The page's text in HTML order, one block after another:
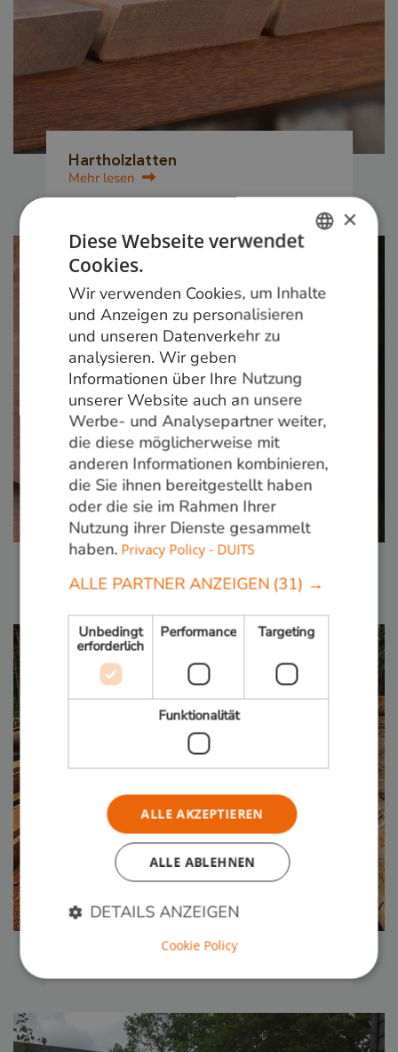
Hartholzlatten
Mehr lesen
Hartholzpfosten
Hartholz Balken
GERMAN
ENGLISH
×
Diese Webseite verwendet
Cookies.
Wir verwenden Cookies, um Inhalte
und Anzeigen zu personalisieren
und unseren Datenverkehr zu
analysieren. Wir geben
Informationen über Ihre Nutzung
unserer Website auch an unsere
Werbe- und Analysepartner weiter,
die diese möglicherweise mit
anderen Informationen kombinieren,
die Sie ihnen bereitgestellt haben
oder die sie im Rahmen Ihrer
Nutzung ihrer Dienste gesammelt
haben. Privacy Policy - DUITS
ALLE PARTNER ANZEIGEN (31) →
Unbedingt
erforderlich
Performance Targeting
Funktionalität
ALLE AKZEPTIEREN
ALLE ABLEHNEN
DETAILS ANZEIGEN
Targeting
Funktionalität
Unbedingt erforderliche Cookies ermöglichen
Cookie Policy